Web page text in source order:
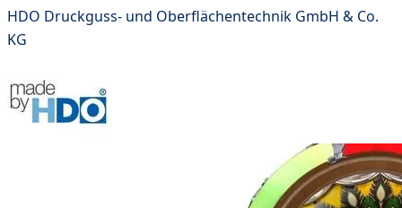
HDO Druckguss- und Oberflächentechnik GmbH & Co.
KG